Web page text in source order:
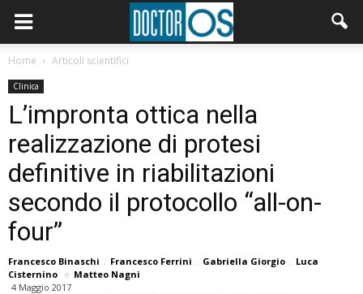
Home Articoli scientifici
Clinica
L’impronta ottica nella
realizzazione di protesi
definitive in riabilitazioni
secondo il protocollo “all-on-
four”
Francesco Binaschi , Francesco Ferrini , Gabriella Giorgio , Luca
Cisternino e Matteo Nagni
4 Maggio 2017